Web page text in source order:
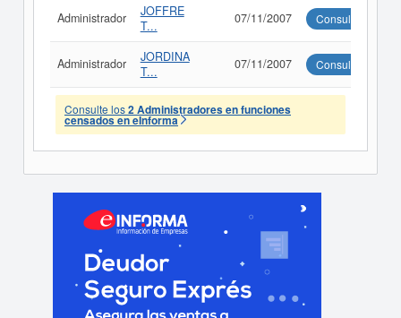
Administrador
JOFFRE
T...
07/11/2007 Consultar
Administrador
JORDINA
T...
07/11/2007 Consultar
Consulte los2 Administradores en funciones
censados en eInforma